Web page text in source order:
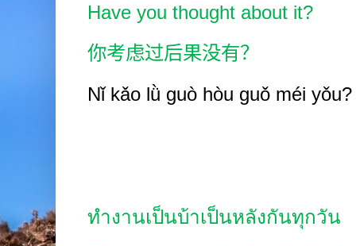
Have you thought about it?
你考虑过后果没有？
Nǐ kǎo lǜ guò hòu guǒ méi yǒu?
ทำงานเป็นบ้าเป็นหลังกันทุกวัน